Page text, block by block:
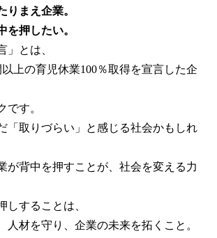
りまえ企業。
を押したい。
」とは、
上の育児休業100％取得を宣言した企
です。
「取りづらい」と感じる社会かもしれ
が背中を押すことが、社会を変える力
しすることは、
人材を守り、企業の未来を拓くこと。